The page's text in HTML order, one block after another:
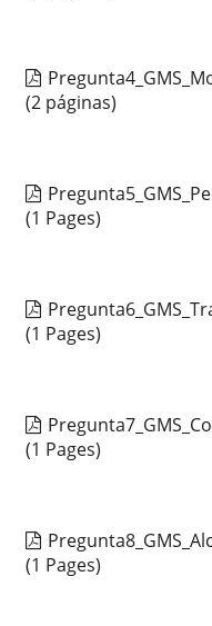
(2 páginas)
(1 Pages)
(1 Pages)
(1 Pages)
(1 Pages)